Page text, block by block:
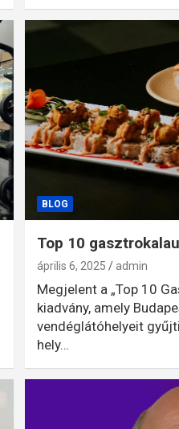
BLOG
Top 10
április 6, 2025 admin
Megjelent a „Top 10
kiadvány, amely
vendéglátóhelyeit
hely…